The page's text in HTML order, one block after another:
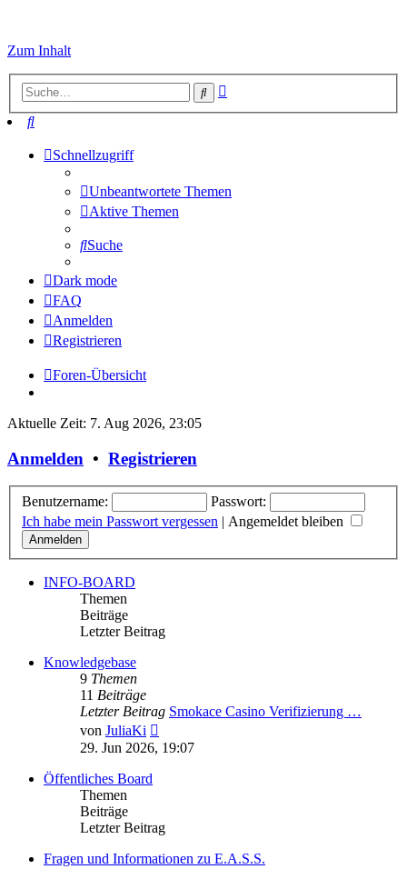
Zum Inhalt
Suche
Suche
Schnellzugriff
Unbeantwortete Themen
Aktive Themen
Suche
Dark mode
FAQ
Anmelden
Registrieren
Foren-Übersicht
Aktuelle Zeit: 7. Aug 2026, 23:05
Anmelden • Registrieren
Benutzername:
Passwort:
Ich habe mein Passwort vergessen | Angemeldet bleiben
INFO-BOARD
Themen
Beiträge
Letzter Beitrag
Knowledgebase
9 Themen
11 Beiträge
Letzter Beitrag Smokace Casino Verifizierung …
von JuliaKi
Beitrag
29. Jun 2026, 19:07
Öffentliches Board
Themen
Beiträge
Letzter Beitrag
Fragen und Informationen zu E.A.S.S.